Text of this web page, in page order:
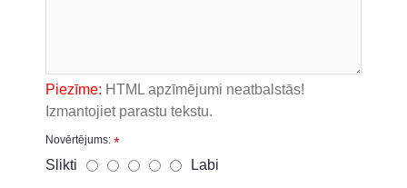
Piezīme: HTML apzīmējumi neatbalstās!
Izmantojiet parastu tekstu.
Novērtējums:
Slikti Labi